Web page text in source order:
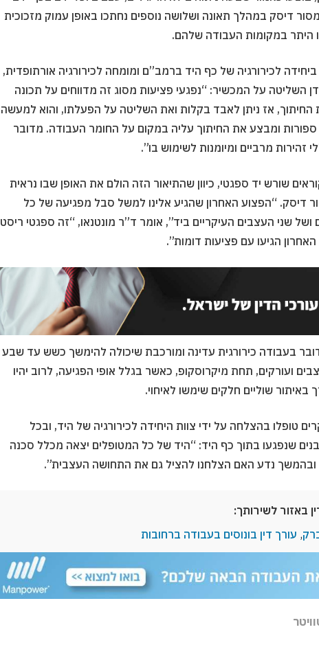
דיסק במהלך תאונה ושלושה נוספים נחתכו באופן עמוק מזכוכית
היתר במקומות העבודה שלהם.
לכירורגיה של כף היד ברמב”ם ומומחה לכירורגיה אורתופדית,
השליטה על המכשיר: “נפגעי פציעות מסוג זה מדווחים על תכונה
אז ניתן לאבד בקלות ואת השליטה על הפעלתו, והוא למעשה
ומבצע את החיתוך עליה במקום על החומר העבודה. מדובר
מרביים ומיומנות לשימוש בו”.
שורש יד ספגטי, כיוון שהתיאור הזה הולם את האופן שבו נראית
דיסק. “הפצוע האחרון שהגיע אלינו למשל סבל מפגיעה של כל
ושל שני העצבים העיקריים ביד”, אומר ד”ר מונטנאו, “זה ספגטי ריסט
הגיעו עם פציעות דומות”.
בעבודה כירורגית עדינה ומורכבת שיכולה להימשך כשש עד שבע
ועורקים, תחת מיקרוסקופ, כאשר בגלל אופי הפגיעה, לרוב יהיו
באיתור שוליים חלקים שימשו לאיחוי.
טופלו בהצלחה על ידי צוות היחידה לכירורגיה של היד, ובכל
שנפגעו בתוך כף היד: “היד של כל המטופלים יצאה מכלל סכנה
ובהמשך נדע האם הצלחנו להציל גם את התחושה העצבית”.
באזור לשירותך:
, עורך דין בונוסים בעבודה ברחובות